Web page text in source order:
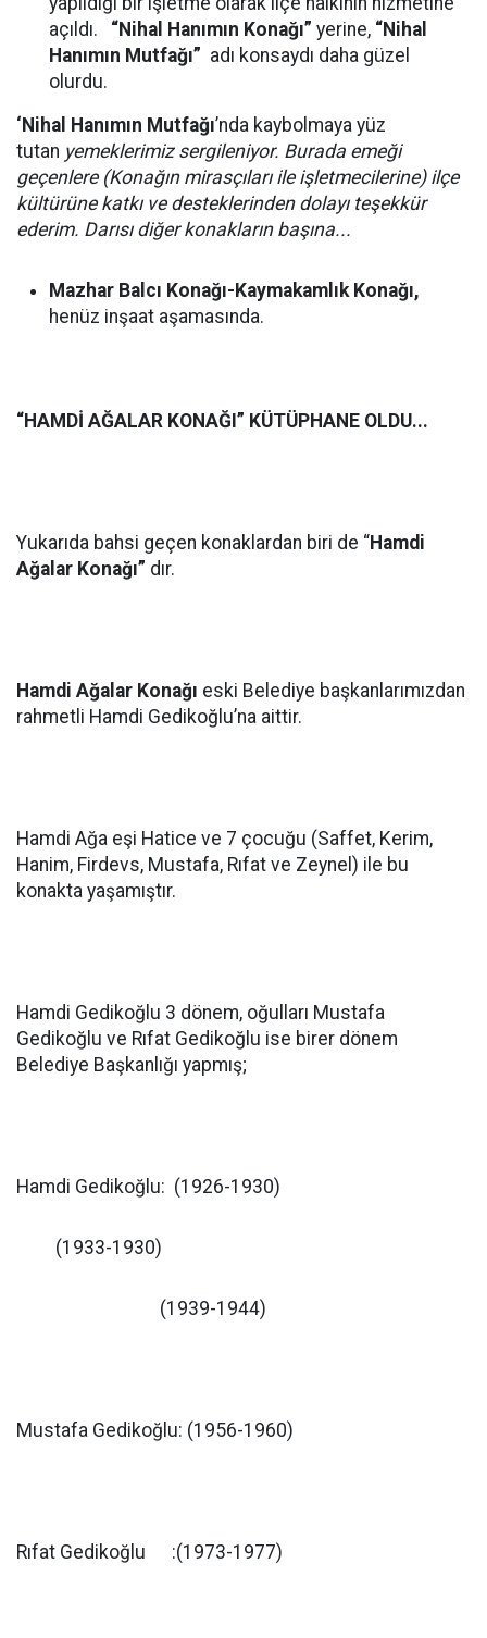
açıldı. “Nihal Hanımın Konağı” yerine, “Nihal
Hanımın Mutfağı” adı konsaydı daha güzel
olurdu.
‘Nihal Hanımın Mutfağı’nda kaybolmaya yüz
tutan yemeklerimiz sergileniyor. Burada emeği
geçenlere (Konağın mirasçıları ile işletmecilerine) ilçe
kültürüne katkı ve desteklerinden dolayı teşekkür
ederim. Darısı diğer konakların başına...
Mazhar Balcı Konağı-Kaymakamlık Konağı,
henüz inşaat aşamasında.
“HAMDİ AĞALAR KONAĞI” KÜTÜPHANE OLDU...
Yukarıda bahsi geçen konaklardan biri de “Hamdi
Ağalar Konağı” dır.
Hamdi Ağalar Konağı eski Belediye başkanlarımızdan
rahmetli Hamdi Gedikoğlu’na aittir.
Hamdi Ağa eşi Hatice ve 7 çocuğu (Saffet, Kerim,
Hanim, Firdevs, Mustafa, Rıfat ve Zeynel) ile bu
konakta yaşamıştır.
Hamdi Gedikoğlu 3 dönem, oğulları Mustafa
Gedikoğlu ve Rıfat Gedikoğlu ise birer dönem
Belediye Başkanlığı yapmış;
Hamdi Gedikoğlu: (1926-1930)
(1933-1930)
(1939-1944)
Mustafa Gedikoğlu: (1956-1960)
Rıfat Gedikoğlu :(1973-1977)